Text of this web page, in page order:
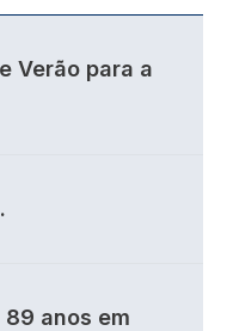
Verão para a
anos em